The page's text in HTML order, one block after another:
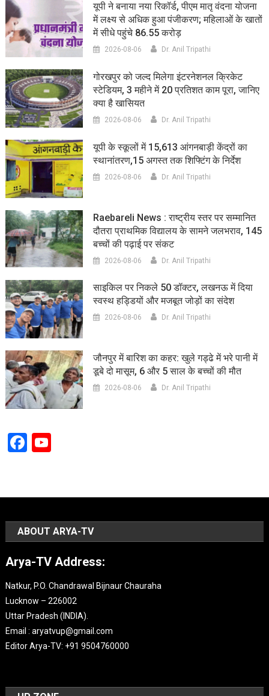
यूपी ने बनाया नया रिकॉर्ड, पीएम मातृ वंदना योजना
में लक्ष्य से अधिक हुआ पंजीकरण; महिलाओं के खातों
में सीधे पहुंचे 86.55 करोड़
2026-08-06 Dr. Anil Tripathi
गोरखपुर को जल्द मिलेगा इंटरनेशनल क्रिकेट
स्टेडियम, 3 महीने में 20 प्रतिशत काम पूरा, जानिए
क्या है खासियत
2026-08-06 Dr. Anil Tripathi
यूपी के स्कूलों में 15,613 आंगनबाड़ी केंद्रों का
स्थानांतरण,15 अगस्त तक शिफ्टिंग के निर्देश
2026-08-06 Dr. Anil Tripathi
Raebareli News : राष्ट्रीय स्तर पर सम्मानित
दौतरा प्राथमिक विद्यालय के सामने जलभराव, 145
बच्चों की पढ़ाई पर संकट
2026-08-06 Dr. Anil Tripathi
साइकिल पर निकले 50 डॉक्टर, लखनऊ में दिया
स्वस्थ हड्डियों और मजबूत जोड़ों का संदेश
2026-08-06 Dr. Anil Tripathi
जौनपुर में बारिश का कहर: खुले गड्ढे में भरे पानी में
डूबे दो मासूम, 6 और 5 साल के बच्चों की मौत
2026-08-06 Dr. Anil Tripathi
Facebook
YouTube
ABOUT ARYA-TV
Arya-TV Address:
Natkur, P.O. Chandrawal Bijnaur Chauraha
Lucknow – 226002
Uttar Pradesh (INDIA).
Email : aryatvup@gmail.com
Editor Arya-TV: +91 9504760000